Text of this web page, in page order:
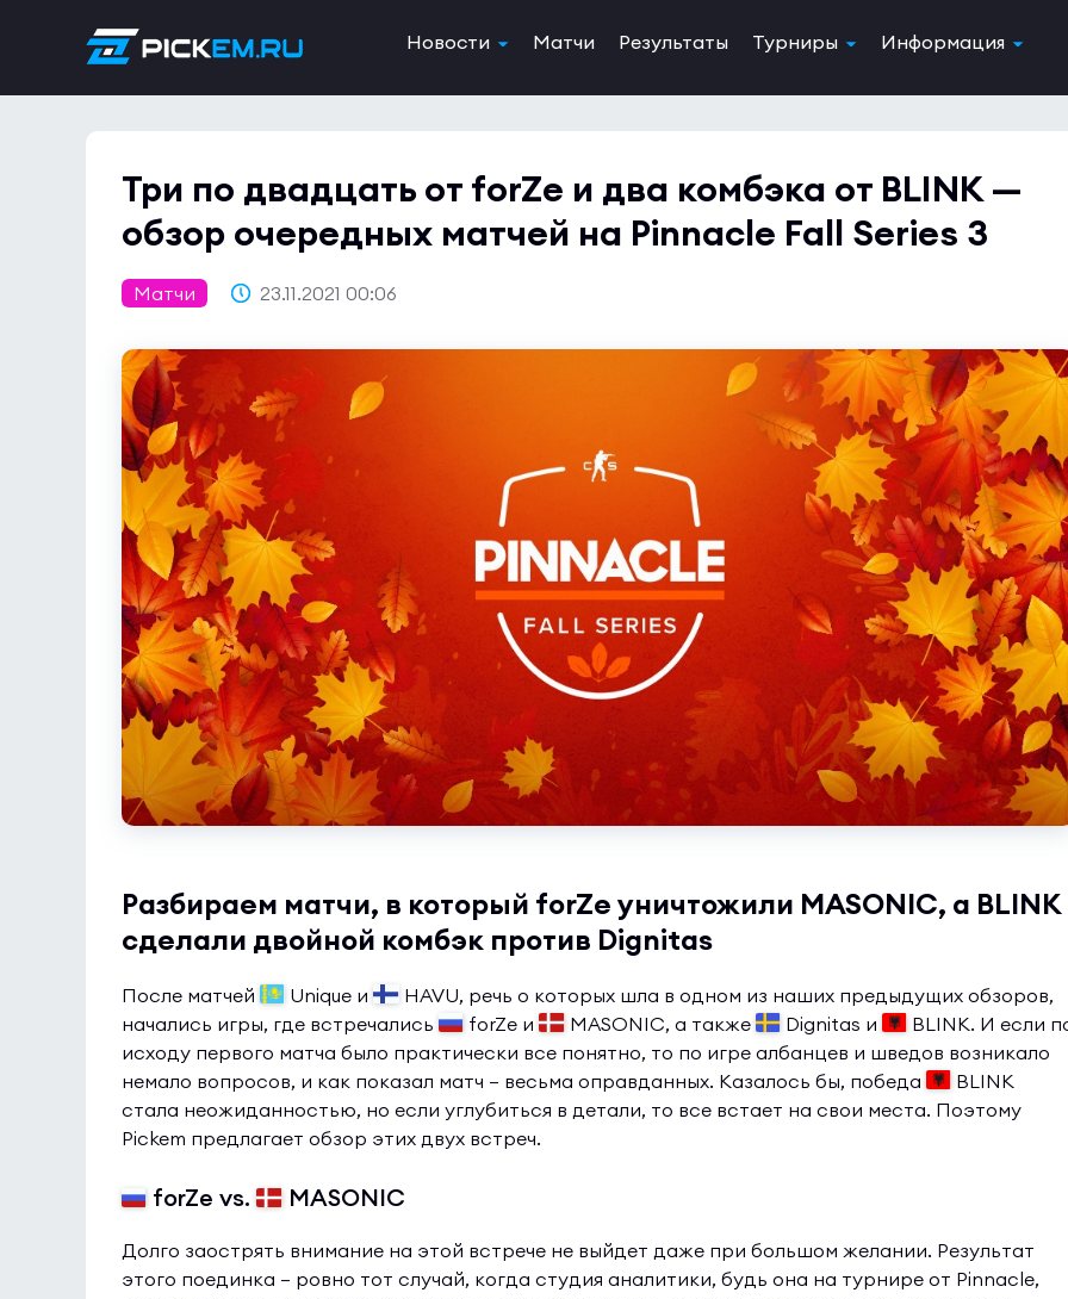
Новости Матчи Результаты Турниры Информация
Три по двадцать от forZe и два комбэка от BLINK —
обзор очередных матчей на Pinnacle Fall Series 3
Матчи 23.11.2021 00:06
Разбираем матчи, в который forZe уничтожили MASONIC, а BLINK
сделали двойной комбэк против Dignitas
После матчей Unique и
HAVU, речь о которых шла в одном из наших предыдущих обзоров,
начались игры, где встречались
forZe и MASONIC, а также Dignitas и
BLINK. И если
исходу первого матча было практически все понятно, то по игре албанцев и шведов возникало
немало вопросов, и как показал матч — весьма оправданных. Казалось бы, победа
BLINK
стала неожиданностью, но если углубиться в детали, то все встает на свои места. Поэтому
Pickem предлагает обзор этих двух встреч.
forZe vs. MASONIC
Долго заострять внимание на этой встрече не выйдет даже при большом желании. Результат
этого поединка — ровно тот случай, когда студия аналитики, будь она на турнире от Pinnacle,